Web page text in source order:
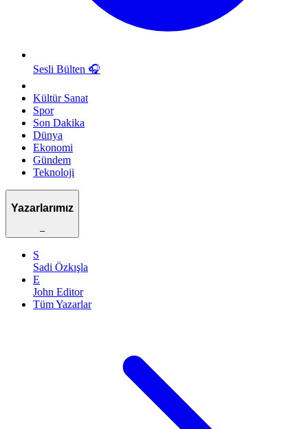
Sesli Bülten 🎧
Kültür Sanat
Spor
Son Dakika
Dünya
Ekonomi
Gündem
Teknoloji
Yazarlarımız
–
S
Sadi Özkışla
E
John Editor
Tüm Yazarlar